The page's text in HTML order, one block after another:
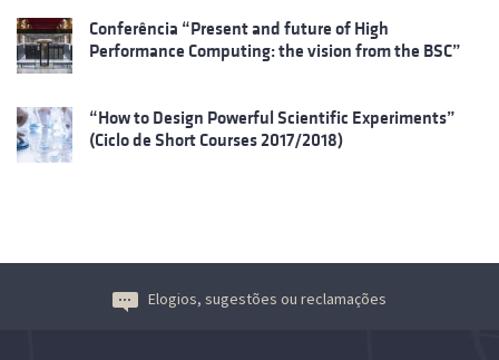
Conferência “Present and future of High
Performance Computing: the vision from the BSC”
“How to Design Powerful Scientific Experiments”
(Ciclo de Short Courses 2017/2018)
Elogios, sugestões ou reclamações